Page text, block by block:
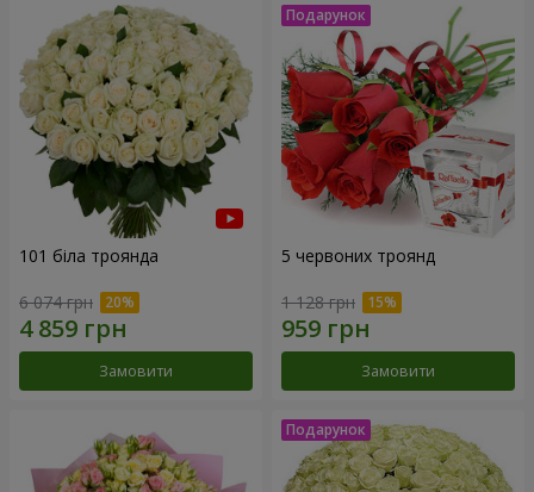
101 біла троянда
6 074 грн
Замовити
5 червоних троянд
1 128 грн
Замовити